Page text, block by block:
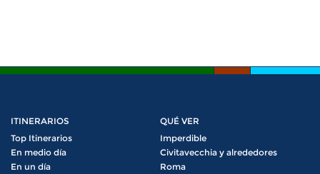
ITINERARIOS
Top Itinerarios
En medio día
En un día
QUÉ VER
Imperdible
Civitavecchia y alrededores
Roma